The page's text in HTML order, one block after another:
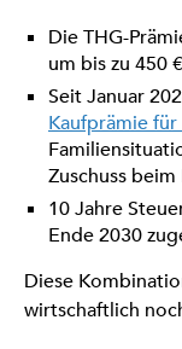
Die THG-
um bis zu 450
Seit Januar
Kaufprämie
Zuschuss beim
10 Jahre
Ende 2030
Diese
wirtschaftlich